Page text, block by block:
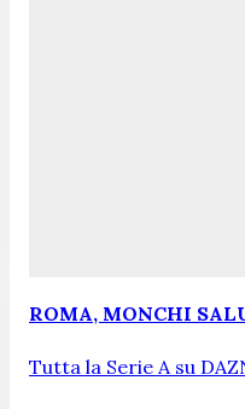
ROMA, MONCHI
Tutta la Serie A su